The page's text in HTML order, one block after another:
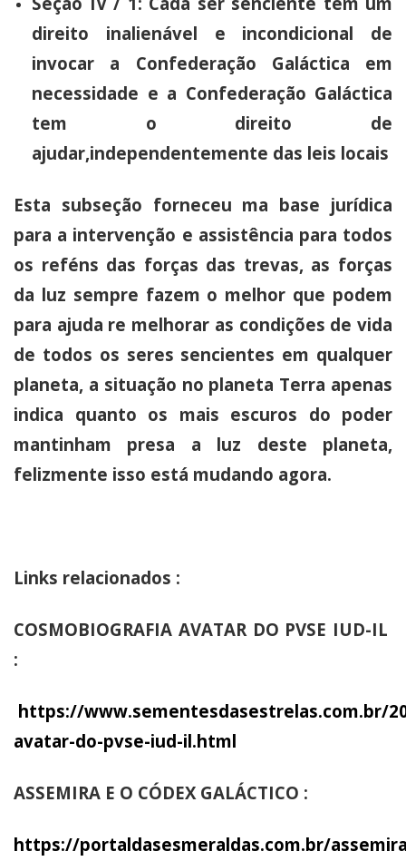
direito inalienável e incondicional de
invocar a Confederação Galáctica em
necessidade e a Confederação Galáctica
tem o direito de
ajudar,independentemente das leis locais
Esta subseção forneceu ma base jurídica
para a intervenção e assistência para todos
os reféns das forças das trevas, as forças
da luz sempre fazem o melhor que podem
para ajuda re melhorar as condições de vida
de todos os seres sencientes em qualquer
planeta, a situação no planeta Terra apenas
indica quanto os mais escuros do poder
mantinham presa a luz deste planeta,
felizmente isso está mudando agora.
Links relacionados :
COSMOBIOGRAFIA AVATAR DO PVSE IUD-IL
:
https://www.sementesdasestrelas.com.br/
avatar-do-pvse-iud-il.html
ASSEMIRA E O CÓDEX GALÁCTICO :
https://portaldasesmeraldas.com.br/